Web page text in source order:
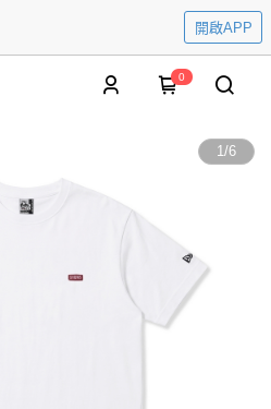
開啟APP
0
1/6